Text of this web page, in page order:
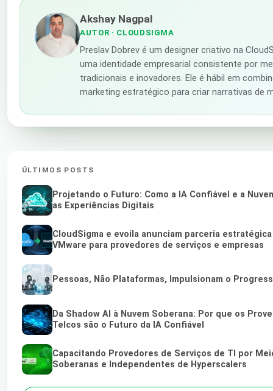
Akshay Nagpal
AUTOR · CLOUDSIGMA
Preslav Dobrev é um designer criativo na
uma identidade empresarial consistente por
tradicionais e inovadores. Ele é hábil em
marketing estratégico para criar narrativas de
ÚLTIMOS POSTS
Projetando o Futuro: Como a IA Confiável e a
as Experiências Digitais
CloudSigma e evoila anunciam parceria
VMware para provedores de serviços e empresas
Pessoas, Não Plataformas, Impulsionam o
Da Shadow AI à Nuvem Soberana: Por que os
Telcos são o Futuro da IA Confiável
Capacitando Provedores de Serviços de TI por
Soberanas e Independentes de Hyperscalers